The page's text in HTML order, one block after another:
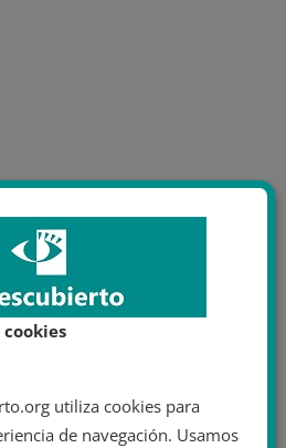
utiliza cookies para
de navegación. Usamos